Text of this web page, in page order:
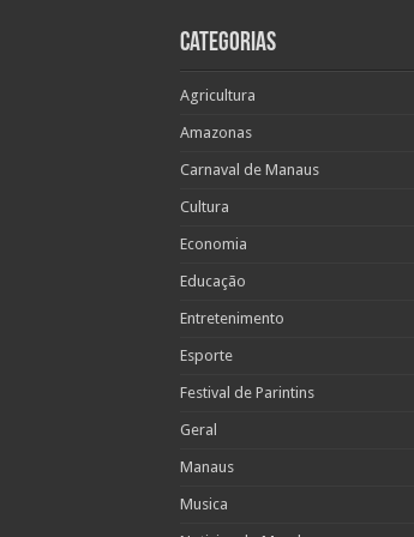
Categorias
Agricultura
Amazonas
Carnaval de Manaus
Cultura
Economia
Educação
Entretenimento
Esporte
Festival de Parintins
Geral
Manaus
Musica